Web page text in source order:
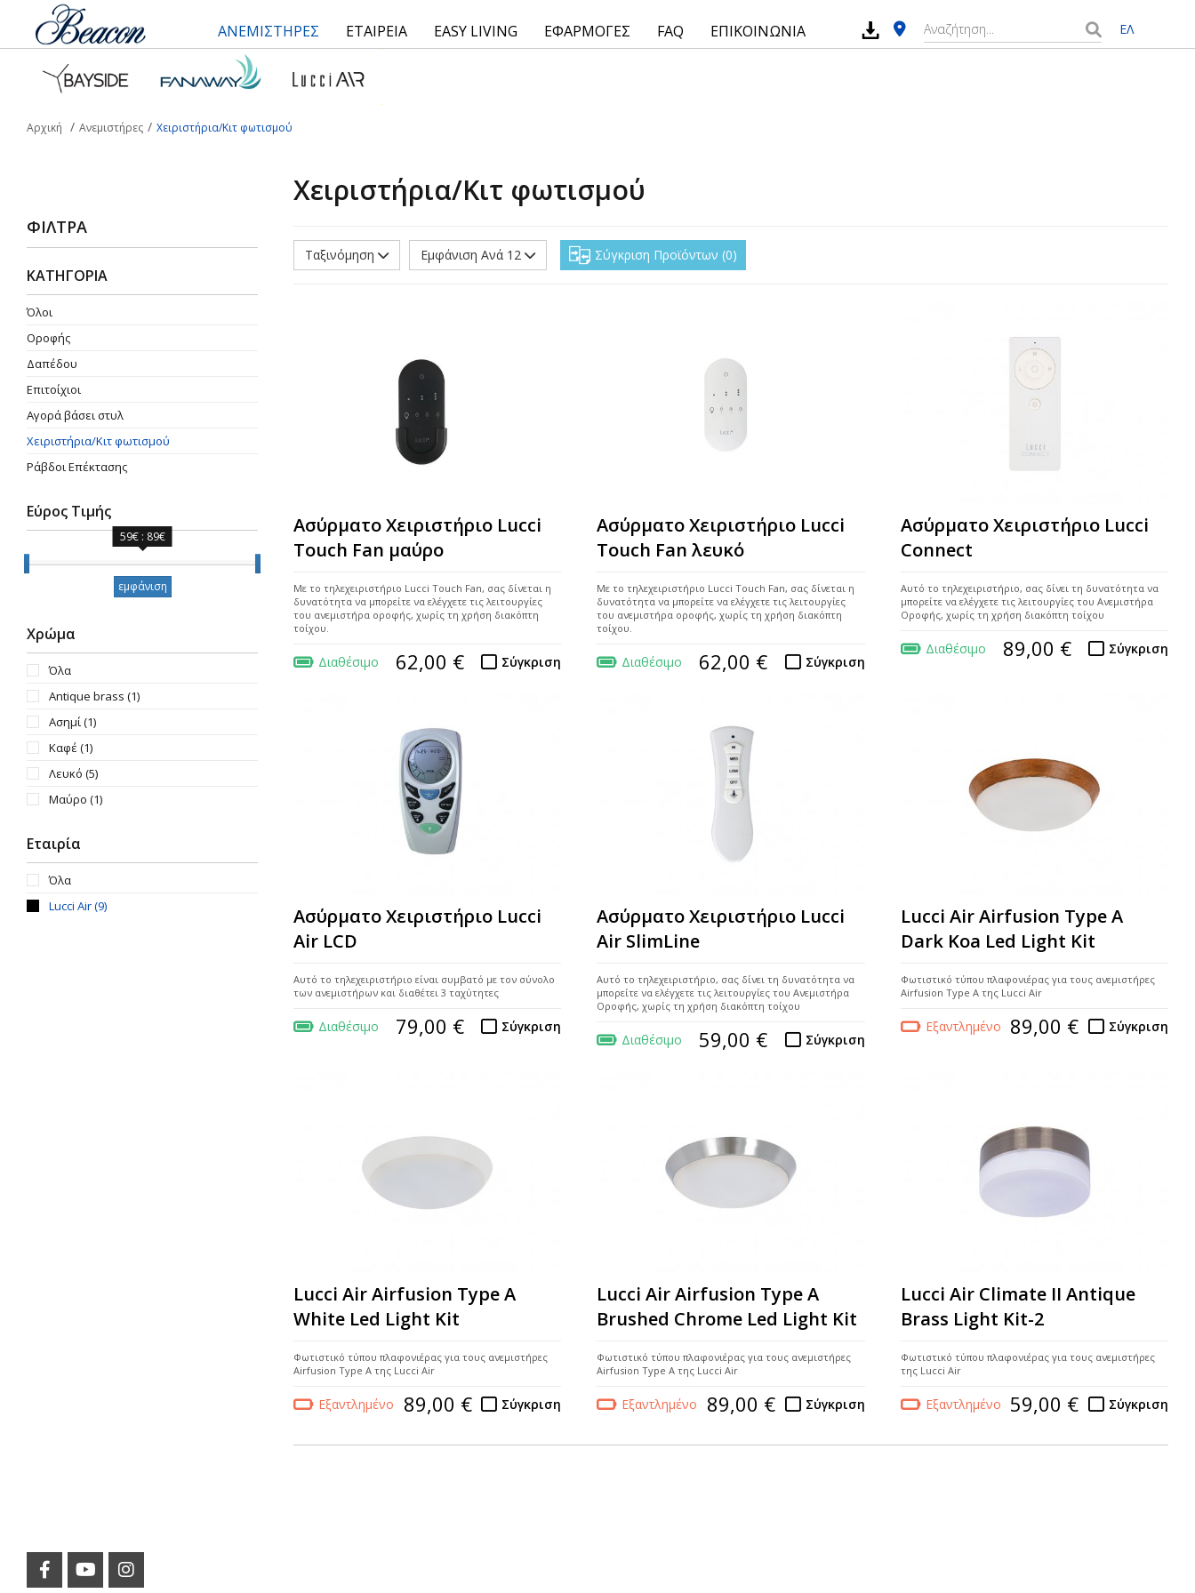
ΑΝΕΜΙΣΤΗΡΕΣ ΕΤΑΙΡΕΙΑ EASY LIVING ΕΦΑΡΜΟΓΕΣ FAQ ΕΠΙΚΟΙΝΩΝΙΑ ΕΛ
Αρχική Ανεμιστήρες Χειριστήρια/Κιτ φωτισμού
ΦΊΛΤΡΑ
ΚΑΤΗΓΟΡΙΑ
Όλοι
Οροφής
Δαπέδου
Επιτοίχιοι
Αγορά βάσει στυλ
Χειριστήρια/Κιτ φωτισμού
Ράβδοι Επέκτασης
Εύρος Τιμής
Εύρος Τιμής
59€ : 89€
εμφάνιση
Χρώμα
Όλα
Antique brass (1)
Ασημί(1)
Καφέ (1)
Λευκό (5)
Μαύρο (1)
Εταιρία
Όλα
Lucci Air(9)
Χειριστήρια/Κιτ φωτισμού
Ταξινόμηση Εμφάνιση Ανά 12 Σύγκριση Προϊόντων 0
Ασύρματο Χειριστήριο Lucci
Touch Fan μαύρο
Με το τηλεχειριστήριο Lucci Touch Fan, σας δίνεται η
δυνατότητα να μπορείτε να ελέγχετε τις λειτουργίες
του ανεμιστήρα οροφής, χωρίς τη χρήση διακόπτη
τοίχου.
Διαθέσιμο Σύγκριση
62,00 €
Ασύρματο Χειριστήριο Lucci
Touch Fan λευκό
Με το τηλεχειριστήριο Lucci Touch Fan, σας δίνεται η
δυνατότητα να μπορείτε να ελέγχετε τις λειτουργίες
του ανεμιστήρα οροφής, χωρίς τη χρήση διακόπτη
τοίχου.
Διαθέσιμο Σύγκριση
62,00 €
Ασύρματο Χειριστήριο Lucci
Connect
Αυτό το τηλεχειριστήριο, σας δίνει τη δυνατότητα να
μπορείτε να ελέγχετε τις λειτουργίες του Ανεμιστήρα
Οροφής, χωρίς τη χρήση διακόπτη τοίχου
Διαθέσιμο Σύγκριση
89,00 €
Ασύρματο Xειριστήριο Lucci
Air LCD
Αυτό το τηλεχειριστήριο είναι συμβατό με τον σύνολο
των ανεμιστήρων και διαθέτει 3 ταχύτητες
Διαθέσιμο Σύγκριση
79,00 €
Ασύρματο Χειριστήριο Lucci
Air SlimLine
Αυτό το τηλεχειριστήριο, σας δίνει τη δυνατότητα να
μπορείτε να ελέγχετε τις λειτουργίες του Ανεμιστήρα
Οροφής, χωρίς τη χρήση διακόπτη τοίχου
Διαθέσιμο Σύγκριση
59,00 €
Lucci Air Airfusion Type A
Dark Koa Led Light Kit
Φωτιστικό τύπου πλαφονιέρας για τους ανεμιστήρες
Airfusion Type A της Lucci Air
Εξαντλημένο Σύγκριση
89,00 €
Lucci Air Airfusion Type A
White Led Light Kit
Φωτιστικό τύπου πλαφονιέρας για τους ανεμιστήρες
Airfusion Type A της Lucci Air
Εξαντλημένο Σύγκριση
89,00 €
Lucci Air Airfusion Type A
Brushed Chrome Led Light Kit
Φωτιστικό τύπου πλαφονιέρας για τους ανεμιστήρες
Airfusion Type A της Lucci Air
Εξαντλημένο Σύγκριση
89,00 €
Lucci Air Climate II Antique
Brass Light Kit-2
Φωτιστικό τύπου πλαφονιέρας για τους ανεμιστήρες
της Lucci Air
Εξαντλημένο Σύγκριση
59,00 €